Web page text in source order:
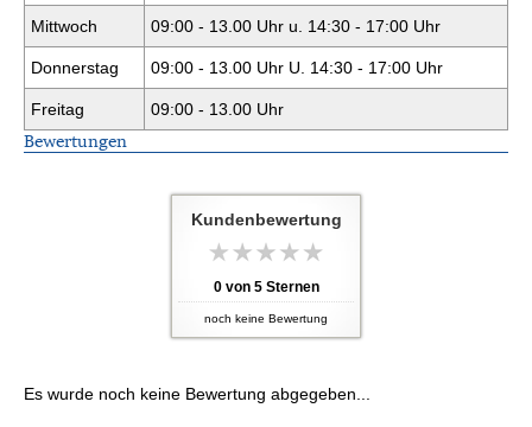
Mittwoch 09:00 - 13.00 Uhr u. 14:30 - 17:00 Uhr
Donnerstag 09:00 - 13.00 Uhr U. 14:30 - 17:00 Uhr
Freitag 09:00 - 13.00 Uhr
Bewertungen
Kundenbewertung
0von 5Sternen
noch keine Bewertung
Es wurde noch keine Bewertung abgegeben...